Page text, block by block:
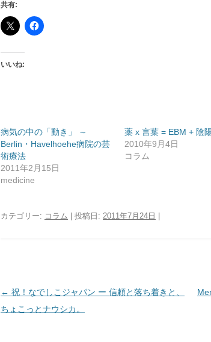
共有:
いいね:
病気の中の「動き」 ～
Berlin・Havelhoehe病院の芸
術療法
2011年2月15日
medicine
薬 x 言葉 = EBM + 陰
2010年9月4日
コラム
カテゴリー: コラム | 投稿日: 2011年7月24日
投
稿
← 祝！なでしこジャパン ー 信頼と落ち着きと、
ちょこっとナウシカ。